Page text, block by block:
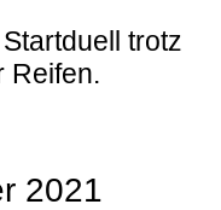
trotz
Reifen.
2021